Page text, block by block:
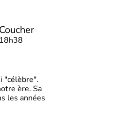
Coucher
18h38
"célèbre".
ère. Sa
les années